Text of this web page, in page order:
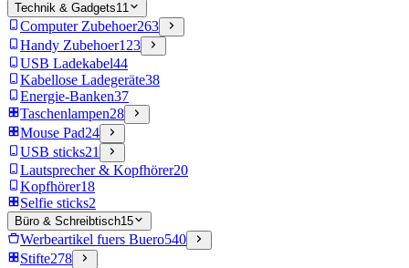
Technik & Gadgets11
Computer Zubehoer263
Handy Zubehoer123
USB Ladekabel44
Kabellose Ladegeräte38
Energie-Banken37
Taschenlampen28
Mouse Pad24
USB sticks21
Lautsprecher & Kopfhörer20
Kopfhörer18
Selfie sticks2
Büro & Schreibtisch15
Werbeartikel fuers Buero540
Stifte278